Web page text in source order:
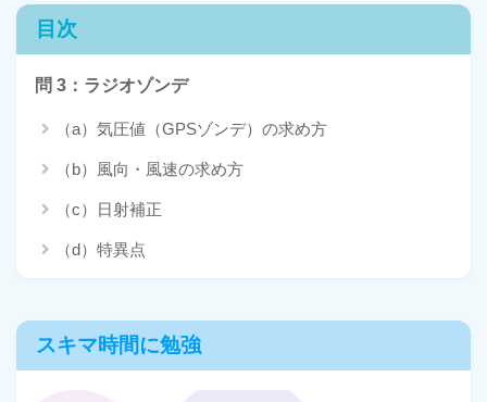
目次
問 3：ラジオゾンデ
（a）気圧値（GPSゾンデ）の求め方
（b）風向・風速の求め方
（c）日射補正
（d）特異点
スキマ時間に勉強